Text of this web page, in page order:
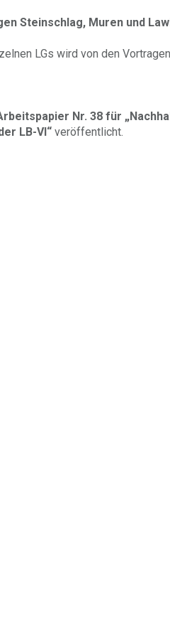
Steinschlag, Muren und
LGs wird von den
Nr. 38 für
LB-VI“ veröffentlicht.